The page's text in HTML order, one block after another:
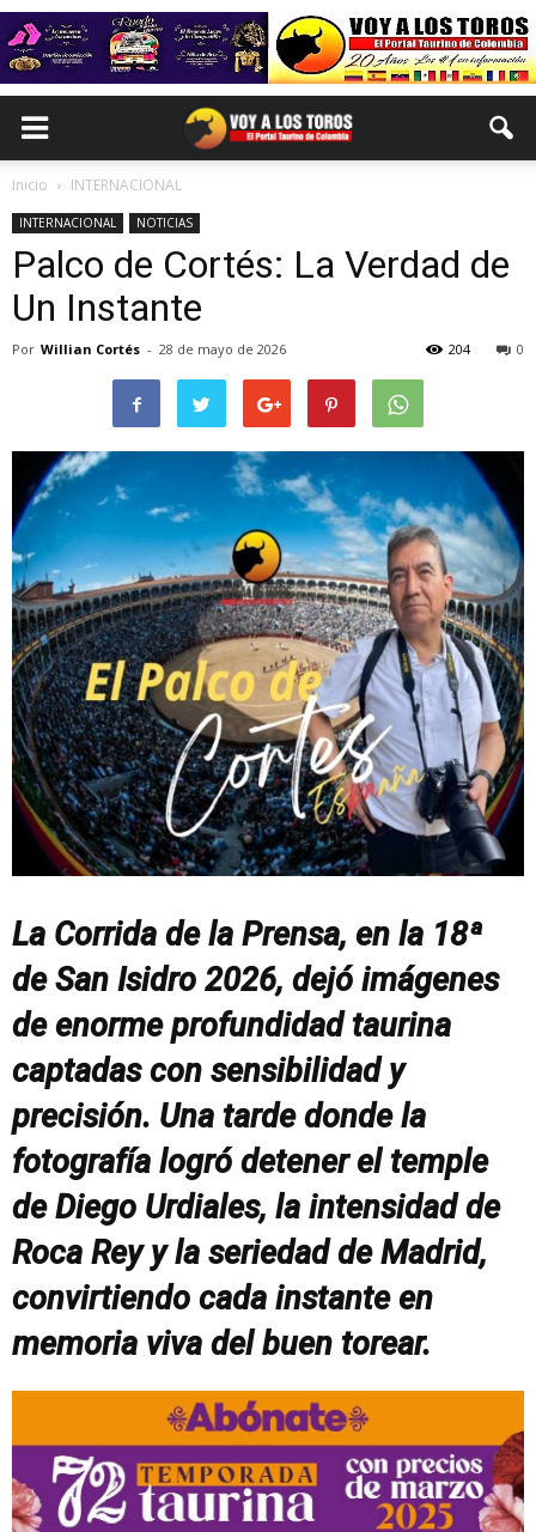
Inicio INTERNACIONAL
INTERNACIONAL NOTICIAS
Palco de Cortés: La Verdad de
Un Instante
Por Willian Cortés - 28 de mayo de 2026 0
204
La Corrida de la Prensa, en la 18ª
de San Isidro 2026, dejó imágenes
de enorme profundidad taurina
captadas con sensibilidad y
precisión. Una tarde donde la
fotografía logró detener el temple
de Diego Urdiales, la intensidad de
Roca Rey y la seriedad de Madrid,
convirtiendo cada instante en
memoria viva del buen torear.